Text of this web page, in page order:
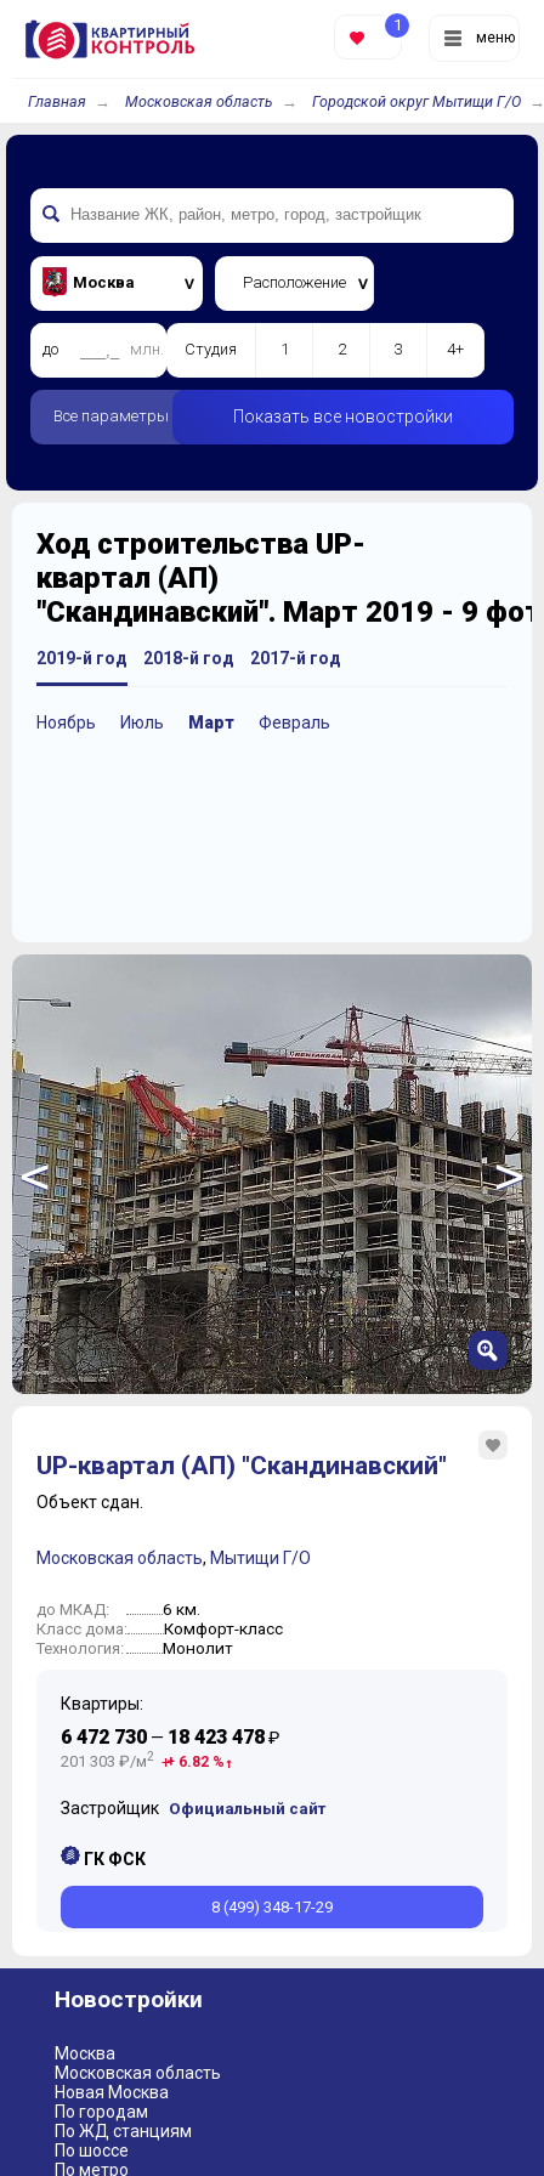
меню
1
Главная Московская область Городской округ Мытищи Г/О
Москва Расположение
до млн. Студия 1 2 3 4+
Все параметры Показать все новостройки
Ход строительства UP-
квартал (АП)
"Скандинавский". Март 2019 - 9
2019-й год
Ноябрь Июль Март Февраль
2018-й год 2017-й год
< >
4
6
8
9
UP-квартал (АП) "Скандинавский"
Объект сдан.
Московская область, Мытищи Г/О
до МКАД: 6 км.
Класс дома: Комфорт-класс
Технология: Монолит
Квартиры:
6 472 730 — 18 423 478₽
201 303 ₽/м2 + 6.82 %
Застройщик Официальный сайт
ГК ФСК
8 (499) 348-17-29
Новостройки
Москва
Московская область
Новая Москва
По городам
По ЖД станциям
По шоссе
По метро